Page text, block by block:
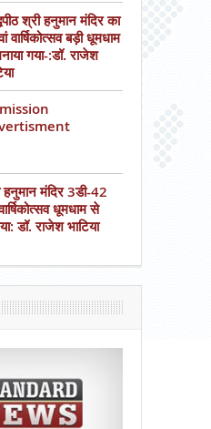
श्री हनुमान मंदिर का
वार्षिकोत्सव बड़ी धूमधाम
गया-:डॉ. राजेश
हनुमान मंदिर 3डी-42
धूमधाम से
डॉ. राजेश भाटिया